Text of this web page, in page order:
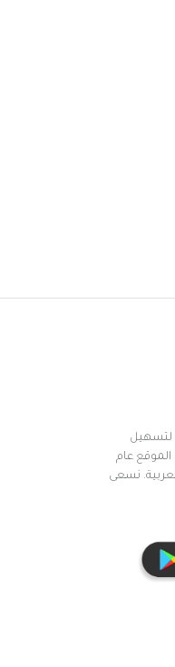
لتسهيل
الموقع عام
نسعى